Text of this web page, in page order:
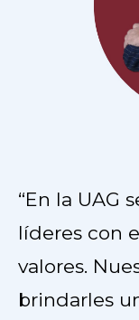
“En la UAG
líderes con
valores.
brindarles